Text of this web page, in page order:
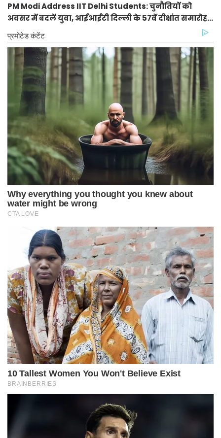
PM Modi Address IIT Delhi Students: चुनौतियों को
अवसर में बदलें युवा, आईआईटी दिल्ली के 57वें दीक्षांत समारोह
में पीएम मोदी का नया मंत्र